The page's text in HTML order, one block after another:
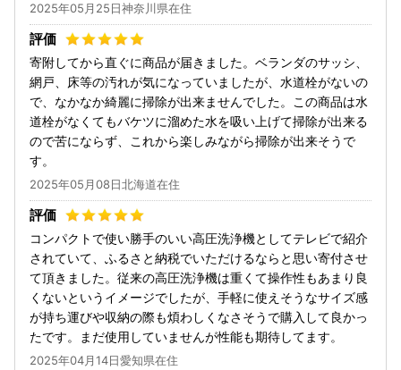
2025年05月25日神奈川県在住
寄附してから直ぐに商品が届きました。ベランダのサッシ、
網戸、床等の汚れが気になっていましたが、水道栓がないの
で、なかなか綺麗に掃除が出来ませんでした。この商品は水
道栓がなくてもバケツに溜めた水を吸い上げて掃除が出来る
ので苦にならず、これから楽しみながら掃除が出来そうで
す。
2025年05月08日北海道在住
コンパクトで使い勝手のいい高圧洗浄機としてテレビで紹介
されていて、ふるさと納税でいただけるならと思い寄付させ
て頂きました。従来の高圧洗浄機は重くて操作性もあまり良
くないというイメージでしたが、手軽に使えそうなサイズ感
が持ち運びや収納の際も煩わしくなさそうで購入して良かっ
たです。まだ使用していませんが性能も期待してます。
2025年04月14日愛知県在住